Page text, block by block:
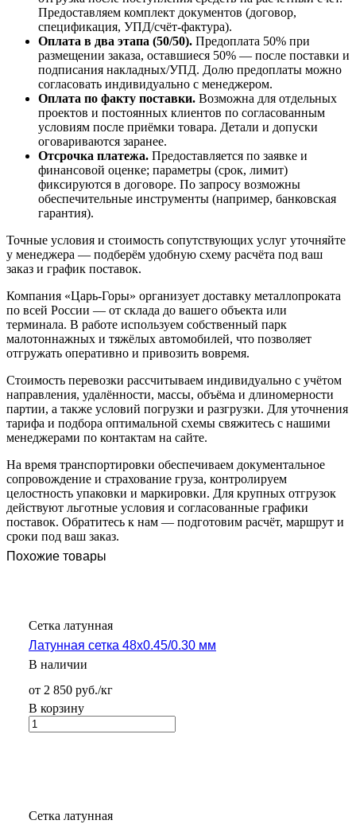
Предоставляем комплект документов (договор,
спецификация, УПД/счёт-фактура).
Оплата в два этапа (50/50). Предоплата 50% при
размещении заказа, оставшиеся 50% — после поставки и
подписания накладных/УПД. Долю предоплаты можно
согласовать индивидуально с менеджером.
Оплата по факту поставки. Возможна для отдельных
проектов и постоянных клиентов по согласованным
условиям после приёмки товара. Детали и допуски
оговариваются заранее.
Отсрочка платежа. Предоставляется по заявке и
финансовой оценке; параметры (срок, лимит)
фиксируются в договоре. По запросу возможны
обеспечительные инструменты (например, банковская
гарантия).
Точные условия и стоимость сопутствующих услуг уточняйте
у менеджера — подберём удобную схему расчёта под ваш
заказ и график поставок.
Компания «Царь-Горы» организует доставку металлопроката
по всей России — от склада до вашего объекта или
терминала. В работе используем собственный парк
малотоннажных и тяжёлых автомобилей, что позволяет
отгружать оперативно и привозить вовремя.
Стоимость перевозки рассчитываем индивидуально с учётом
направления, удалённости, массы, объёма и длиномерности
партии, а также условий погрузки и разгрузки. Для уточнения
тарифа и подбора оптимальной схемы свяжитесь с нашими
менеджерами по контактам на сайте.
На время транспортировки обеспечиваем документальное
сопровождение и страхование груза, контролируем
целостность упаковки и маркировки. Для крупных отгрузок
действуют льготные условия и согласованные графики
поставок. Обратитесь к нам — подготовим расчёт, маршрут и
сроки под ваш заказ.
Похожие товары
Сетка латунная
Латунная сетка 48х0.45/0.30 мм
В наличии
от 2 850 руб./кг
В корзину
Сетка латунная